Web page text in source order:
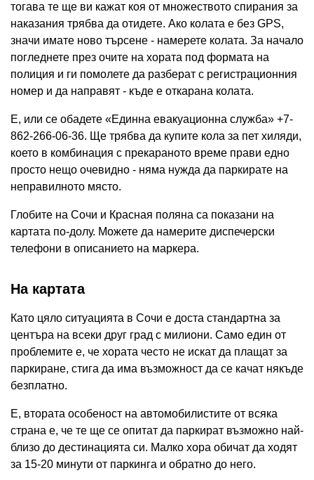
тогава те ще ви кажат коя от множеството спирания за
наказания трябва да отидете. Ако колата е без GPS,
значи имате ново търсене - намерете колата. За начало
погледнете през очите на хората под формата на
полиция и ги помолете да разберат с регистрационния
номер и да направят - къде е откарана колата.
Е, или се обадете «Единна евакуационна служба» +7-
862-266-06-36. Ще трябва да купите кола за пет хиляди,
което в комбинация с прекараното време прави едно
просто нещо очевидно - няма нужда да паркирате на
неправилното място.
Глобите на Сочи и Красная поляна са показани на
картата по-долу. Можете да намерите диспечерски
телефони в описанието на маркера.
На картата
Като цяло ситуацията в Сочи е доста стандартна за
центъра на всеки друг град с милиони. Само един от
проблемите е, че хората често не искат да плащат за
паркиране, стига да има възможност да се качат някъде
безплатно.
Е, втората особеност на автомобилистите от всяка
страна е, че те ще се опитат да паркират възможно най-
близо до дестинацията си. Малко хора обичат да ходят
за 15-20 минути от паркинга и обратно до него.